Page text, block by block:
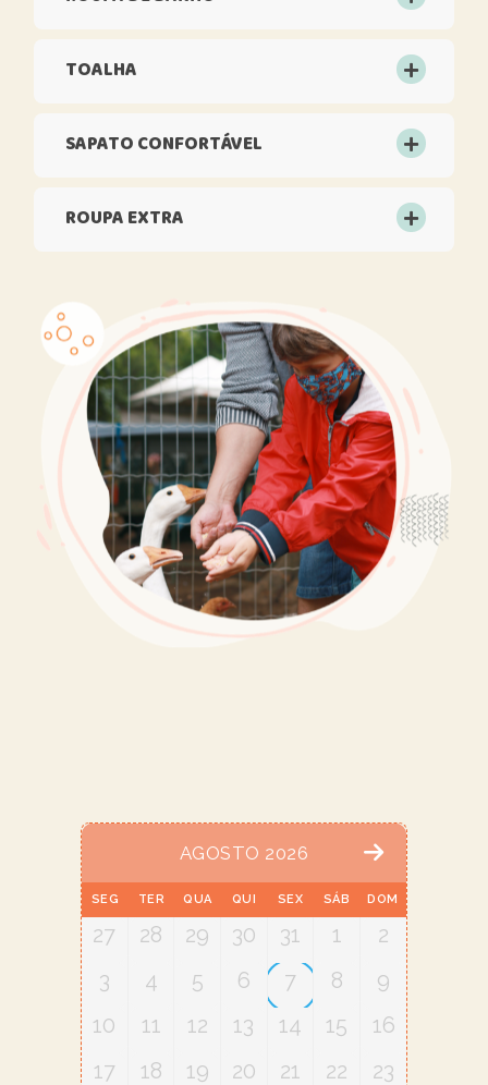
TOALHA
SAPATO CONFORTÁVEL
ROUPA EXTRA
AGOSTO 2026
SEG TER QUA QUI SEX SÁB DOM
27 28 29 30 31 1
2
3
4 5 6 7 8
9
10
11 12 13 14 15
16
17
18 19 20 21 22
23